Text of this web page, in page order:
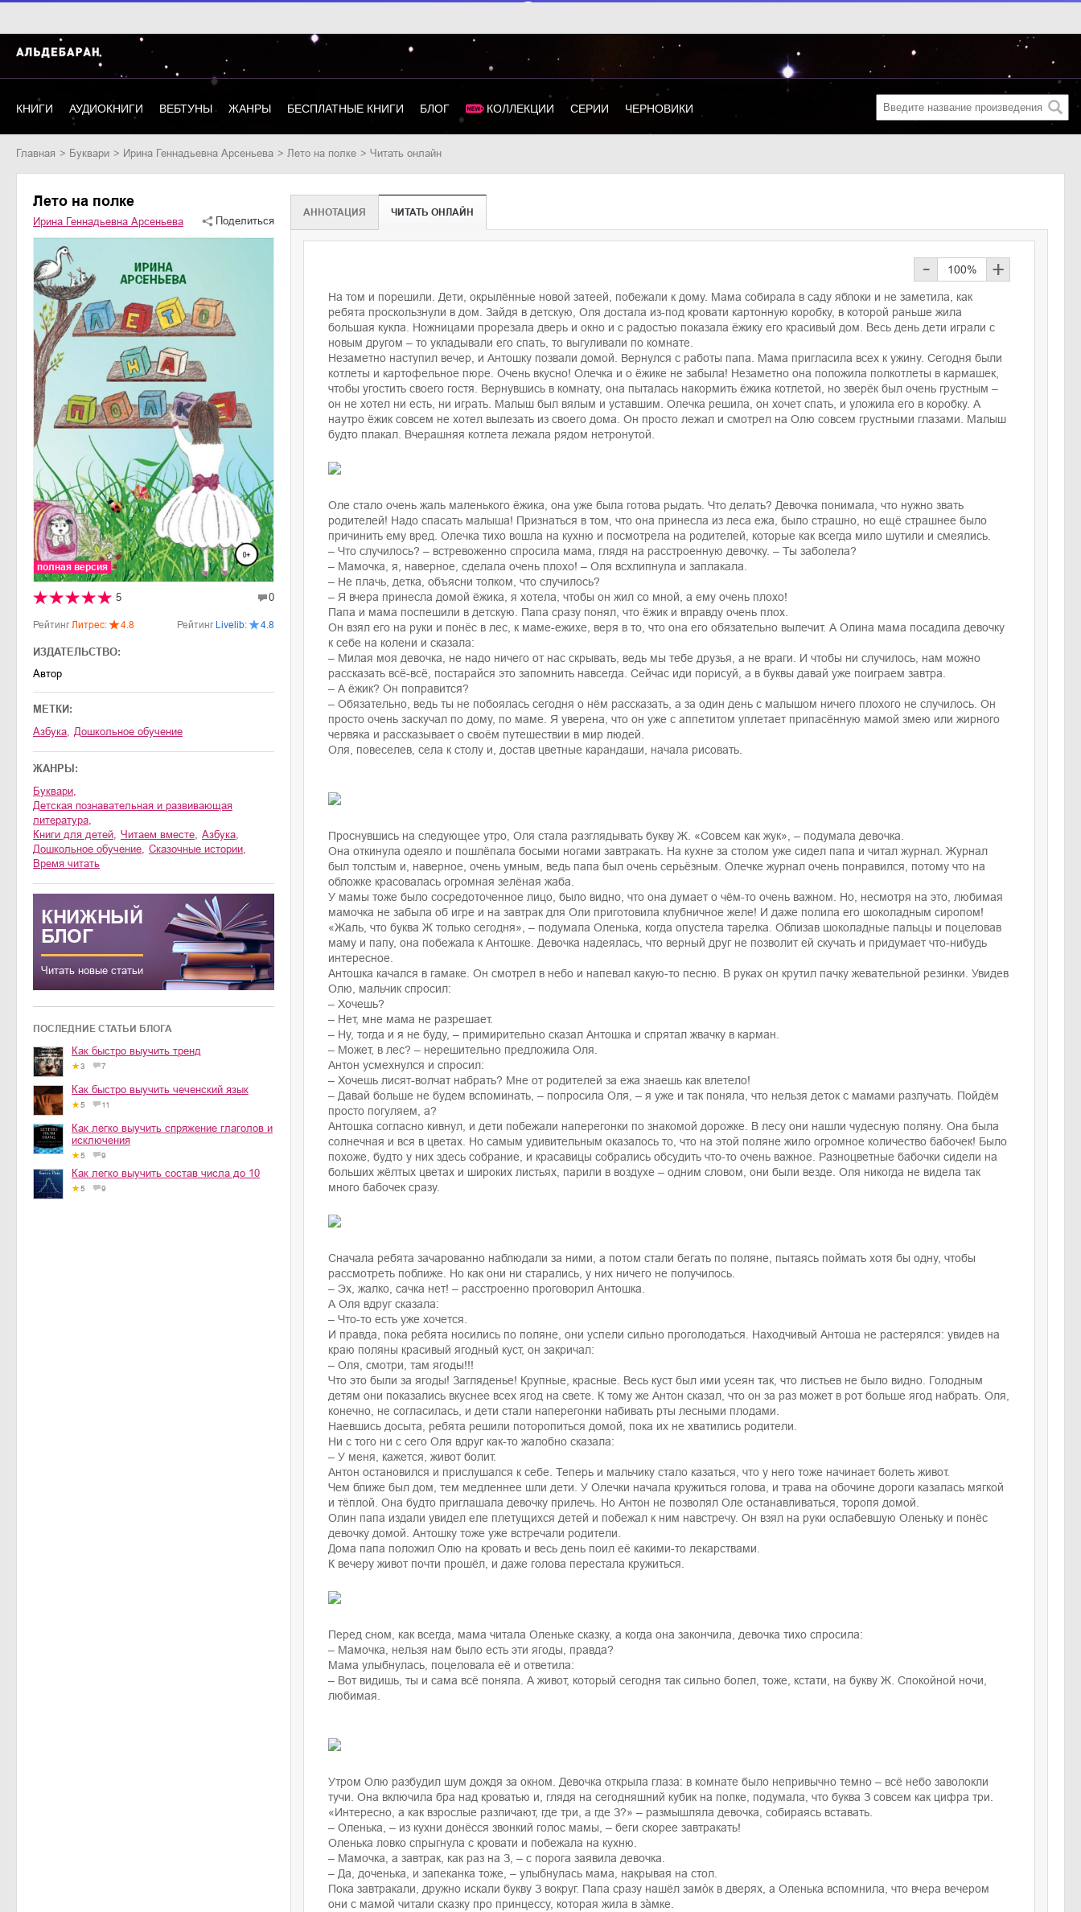
КНИГИ АУДИОКНИГИ ВЕБТУНЫ ЖАНРЫ БЕСПЛАТНЫЕ КНИГИ БЛОГ КОЛЛЕКЦИИ СЕРИИ ЧЕРНОВИКИ
Главная буквари Ирина Геннадьевна Арсеньева Лето на полке Читать онлайн
Лето на полке
Ирина Геннадьевна Арсеньева Поделиться
полная версия
5 0
РейтингЛитрес: 4.8 РейтингLivelib: 4.8
ИЗДАТЕЛЬСТВО:
Автор
МЕТКИ:
Азбука
Дошкольное обучение
ЖАНРЫ:
буквари
детская познавательная и развивающая
литература
книги для детей
читаем вместе азбука
дошкольное обучение
сказочные истории
время читать
КНИЖНЫЙ
БЛОГ
Читать новые статьи
ПОСЛЕДНИЕ СТАТЬИ БЛОГА
Как быстро выучить тренд
3 7
Как быстро выучить чеченский язык
5 11
Как легко выучить спряжение глаголов и
исключения
5 9
Как легко выучить состав числа до 10
5 9
АННОТАЦИЯ ЧИТАТЬ ОНЛАЙН
- 100% +
На том и порешили. Дети, окрылённые новой затеей, побежали к дому. Мама собирала в саду яблоки и не заметила, как
ребята проскользнули в дом. Зайдя в детскую, Оля достала из-под кровати картонную коробку, в которой раньше жила
большая кукла. Ножницами прорезала дверь и окно и с радостью показала ёжику его красивый дом. Весь день дети играли с
новым другом – то укладывали его спать, то выгуливали по комнате.
Незаметно наступил вечер, и Антошку позвали домой. Вернулся с работы папа. Мама пригласила всех к ужину. Сегодня были
котлеты и картофельное пюре. Очень вкусно! Олечка и о ёжике не забыла! Незаметно она положила полкотлеты в кармашек,
чтобы угостить своего гостя. Вернувшись в комнату, она пыталась накормить ёжика котлетой, но зверёк был очень грустным –
он не хотел ни есть, ни играть. Малыш был вялым и уставшим. Олечка решила, он хочет спать, и уложила его в коробку. А
наутро ёжик совсем не хотел вылезать из своего дома. Он просто лежал и смотрел на Олю совсем грустными глазами. Малыш
будто плакал. Вчерашняя котлета лежала рядом нетронутой.
Оле стало очень жаль маленького ёжика, она уже была готова рыдать. Что делать? Девочка понимала, что нужно звать
родителей! Надо спасать малыша! Признаться в том, что она принесла из леса ежа, было страшно, но ещё страшнее было
причинить ему вред. Олечка тихо вошла на кухню и посмотрела на родителей, которые как всегда мило шутили и смеялись.
– Что случилось? – встревоженно спросила мама, глядя на расстроенную девочку. – Ты заболела?
– Мамочка, я, наверное, сделала очень плохо! – Оля всхлипнула и заплакала.
– Не плачь, детка, объясни толком, что случилось?
– Я вчера принесла домой ёжика, я хотела, чтобы он жил со мной, а ему очень плохо!
Папа и мама поспешили в детскую. Папа сразу понял, что ёжик и вправду очень плох.
Он взял его на руки и понёс в лес, к маме-ежихе, веря в то, что она его обязательно вылечит. А Олина мама посадила девочку
к себе на колени и сказала:
– Милая моя девочка, не надо ничего от нас скрывать, ведь мы тебе друзья, а не враги. И чтобы ни случилось, нам можно
рассказать всё-всё, постарайся это запомнить навсегда. Сейчас иди порисуй, а в буквы давай уже поиграем завтра.
– А ёжик? Он поправится?
– Обязательно, ведь ты не побоялась сегодня о нём рассказать, а за один день с малышом ничего плохого не случилось. Он
просто очень заскучал по дому, по маме. Я уверена, что он уже с аппетитом уплетает припасённую мамой змею или жирного
червяка и рассказывает о своём путешествии в мир людей.
Оля, повеселев, села к столу и, достав цветные карандаши, начала рисовать.
Проснувшись на следующее утро, Оля стала разглядывать букву Ж. «Совсем как жук», – подумала девочка.
Она откинула одеяло и пошлёпала босыми ногами завтракать. На кухне за столом уже сидел папа и читал журнал. Журнал
был толстым и, наверное, очень умным, ведь папа был очень серьёзным. Олечке журнал очень понравился, потому что на
обложке красовалась огромная зелёная жаба.
У мамы тоже было сосредоточенное лицо, было видно, что она думает о чём-то очень важном. Но, несмотря на это, любимая
мамочка не забыла об игре и на завтрак для Оли приготовила клубничное желе! И даже полила его шоколадным сиропом!
«Жаль, что буква Ж только сегодня», – подумала Оленька, когда опустела тарелка. Облизав шоколадные пальцы и поцеловав
маму и папу, она побежала к Антошке. Девочка надеялась, что верный друг не позволит ей скучать и придумает что-нибудь
интересное.
Антошка качался в гамаке. Он смотрел в небо и напевал какую-то песню. В руках он крутил пачку жевательной резинки. Увидев
Олю, мальчик спросил:
– Хочешь?
– Нет, мне мама не разрешает.
– Ну, тогда и я не буду, – примирительно сказал Антошка и спрятал жвачку в карман.
– Может, в лес? – нерешительно предложила Оля.
Антон усмехнулся и спросил:
– Хочешь лисят-волчат набрать? Мне от родителей за ежа знаешь как влетело!
– Давай больше не будем вспоминать, – попросила Оля, – я уже и так поняла, что нельзя деток с мамами разлучать. Пойдём
просто погуляем, а?
Антошка согласно кивнул, и дети побежали наперегонки по знакомой дорожке. В лесу они нашли чудесную поляну. Она была
солнечная и вся в цветах. Но самым удивительным оказалось то, что на этой поляне жило огромное количество бабочек! Было
похоже, будто у них здесь собрание, и красавицы собрались обсудить что-то очень важное. Разноцветные бабочки сидели на
больших жёлтых цветах и широких листьях, парили в воздухе – одним словом, они были везде. Оля никогда не видела так
много бабочек сразу.
Сначала ребята зачарованно наблюдали за ними, а потом стали бегать по поляне, пытаясь поймать хотя бы одну, чтобы
рассмотреть поближе. Но как они ни старались, у них ничего не получилось.
– Эх, жалко, сачка нет! – расстроенно проговорил Антошка.
А Оля вдруг сказала:
– Что-то есть уже хочется.
И правда, пока ребята носились по поляне, они успели сильно проголодаться. Находчивый Антоша не растерялся: увидев на
краю поляны красивый ягодный куст, он закричал:
– Оля, смотри, там ягоды!!!
Что это были за ягоды! Загляденье! Крупные, красные. Весь куст был ими усеян так, что листьев не было видно. Голодным
детям они показались вкуснее всех ягод на свете. К тому же Антон сказал, что он за раз может в рот больше ягод набрать. Оля,
конечно, не согласилась, и дети стали наперегонки набивать рты лесными плодами.
Наевшись досыта, ребята решили поторопиться домой, пока их не хватились родители.
Ни с того ни с сего Оля вдруг как-то жалобно сказала:
– У меня, кажется, живот болит.
Антон остановился и прислушался к себе. Теперь и мальчику стало казаться, что у него тоже начинает болеть живот.
Чем ближе был дом, тем медленнее шли дети. У Олечки начала кружиться голова, и трава на обочине дороги казалась мягкой
и тёплой. Она будто приглашала девочку прилечь. Но Антон не позволял Оле останавливаться, торопя домой.
Олин папа издали увидел еле плетущихся детей и побежал к ним навстречу. Он взял на руки ослабевшую Оленьку и понёс
девочку домой. Антошку тоже уже встречали родители.
Дома папа положил Олю на кровать и весь день поил её какими-то лекарствами.
К вечеру живот почти прошёл, и даже голова перестала кружиться.
Перед сном, как всегда, мама читала Оленьке сказку, а когда она закончила, девочка тихо спросила:
– Мамочка, нельзя нам было есть эти ягоды, правда?
Мама улыбнулась, поцеловала её и ответила:
– Вот видишь, ты и сама всё поняла. А живот, который сегодня так сильно болел, тоже, кстати, на букву Ж. Спокойной ночи,
любимая.
Утром Олю разбудил шум дождя за окном. Девочка открыла глаза: в комнате было непривычно темно – всё небо заволокли
тучи. Она включила бра над кроватью и, глядя на сегодняшний кубик на полке, подумала, что буква З совсем как цифра три.
«Интересно, а как взрослые различают, где три, а где З?» – размышляла девочка, собираясь вставать.
– Оленька, – из кухни донёсся звонкий голос мамы, – беги скорее завтракать!
Оленька ловко спрыгнула с кровати и побежала на кухню.
– Мамочка, а завтрак, как раз на З, – с порога заявила девочка.
– Да, доченька, и запеканка тоже, – улыбнулась мама, накрывая на стол.
Пока завтракали, дружно искали букву З вокруг. Папа сразу нашёл замòк в дверях, а Оленька вспомнила, что вчера вечером
они с мамой читали сказку про принцессу, которая жила в за̀мке.